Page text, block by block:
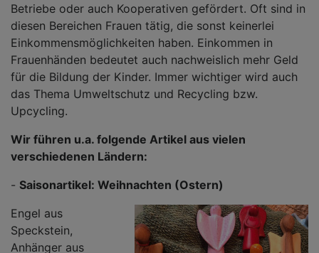
Betriebe oder auch Kooperativen gefördert. Oft sind in
diesen Bereichen Frauen tätig, die sonst keinerlei
Einkommensmöglichkeiten haben. Einkommen in
Frauenhänden bedeutet auch nachweislich mehr Geld
für die Bildung der Kinder. Immer wichtiger wird auch
das Thema Umweltschutz und Recycling bzw.
Upcycling.
Wir führen u.a. folgende Artikel aus vielen
verschiedenen Ländern:
- Saisonartikel: Weihnachten (Ostern)
Engel aus
Speckstein,
Anhänger aus